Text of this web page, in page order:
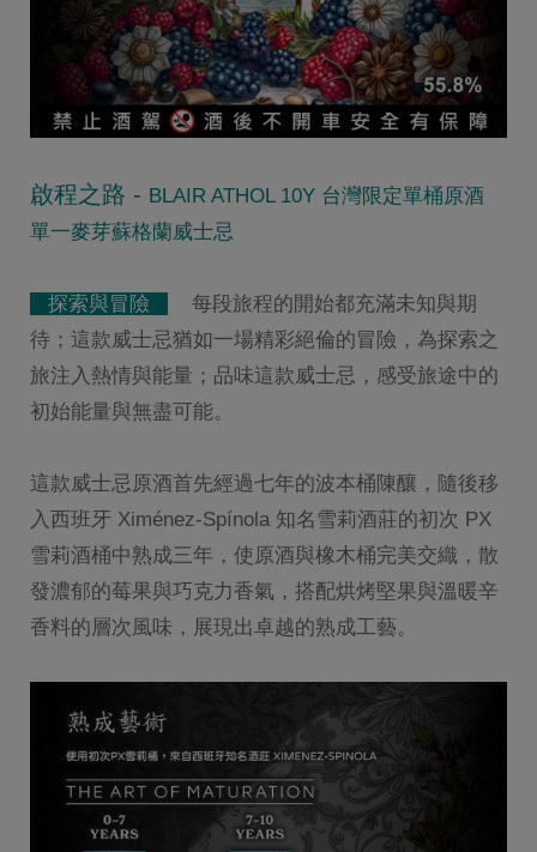
啟程之路 - BLAIR ATHOL 10Y 台灣限定單桶原酒
單一麥芽蘇格蘭威士忌
探索與冒險
每段旅程的開始都充滿未知與期
待；這款威士忌猶如一場精彩絕倫的冒險，為探索之
旅注入熱情與能量；品味這款威士忌，感受旅途中的
初始能量與無盡可能。
這款威士忌原酒首先經過七年的波本桶陳釀，隨後移
入西班牙 Ximénez-Spínola 知名雪莉酒莊的初次 PX
雪莉酒桶中熟成三年，使原酒與橡木桶完美交織，散
發濃郁的莓果與巧克力香氣，搭配烘烤堅果與溫暖辛
香料的層次風味，展現出卓越的熟成工藝。